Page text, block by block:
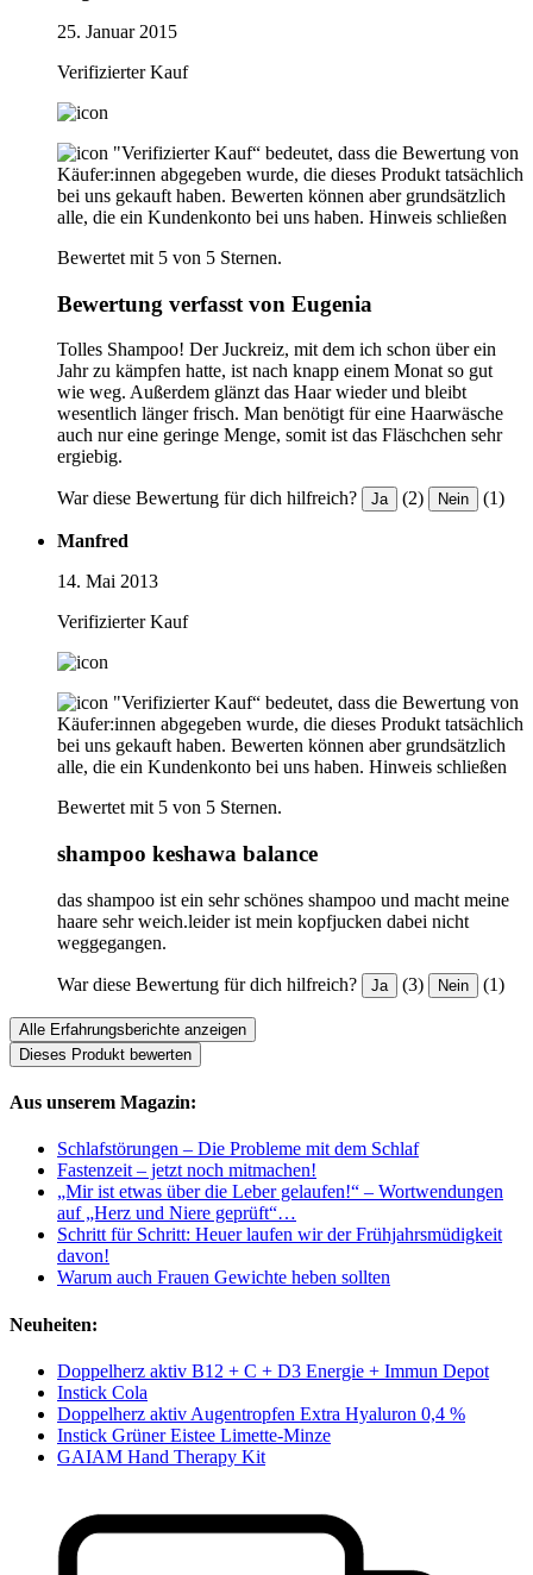
25. Januar 2015
Verifizierter Kauf
"Verifizierter Kauf“ bedeutet, dass die Bewertung von
Käufer:innen abgegeben wurde, die dieses Produkt tatsächlich
bei uns gekauft haben. Bewerten können aber grundsätzlich
alle, die ein Kundenkonto bei uns haben. Hinweis schließen
Bewertet mit 5 von 5 Sternen.
Bewertung verfasst von Eugenia
Tolles Shampoo! Der Juckreiz, mit dem ich schon über ein
Jahr zu kämpfen hatte, ist nach knapp einem Monat so gut
wie weg. Außerdem glänzt das Haar wieder und bleibt
wesentlich länger frisch. Man benötigt für eine Haarwäsche
auch nur eine geringe Menge, somit ist das Fläschchen sehr
ergiebig.
War diese Bewertung für dich hilfreich? Ja (2) Nein (1)
Manfred
14. Mai 2013
Verifizierter Kauf
"Verifizierter Kauf“ bedeutet, dass die Bewertung von
Käufer:innen abgegeben wurde, die dieses Produkt tatsächlich
bei uns gekauft haben. Bewerten können aber grundsätzlich
alle, die ein Kundenkonto bei uns haben. Hinweis schließen
Bewertet mit 5 von 5 Sternen.
shampoo keshawa balance
das shampoo ist ein sehr schönes shampoo und macht meine
haare sehr weich.leider ist mein kopfjucken dabei nicht
weggegangen.
War diese Bewertung für dich hilfreich? Ja (3) Nein (1)
Alle Erfahrungsberichte anzeigen
Dieses Produkt bewerten
Aus unserem Magazin:
Schlafstörungen – Die Probleme mit dem Schlaf
Fastenzeit – jetzt noch mitmachen!
„Mir ist etwas über die Leber gelaufen!“ – Wortwendungen
auf „Herz und Niere geprüft“…
Schritt für Schritt: Heuer laufen wir der Frühjahrsmüdigkeit
davon!
Warum auch Frauen Gewichte heben sollten
Neuheiten:
Doppelherz aktiv B12 + C + D3 Energie + Immun Depot
Instick Cola
Doppelherz aktiv Augentropfen Extra Hyaluron 0,4 %
Instick Grüner Eistee Limette-Minze
GAIAM Hand Therapy Kit